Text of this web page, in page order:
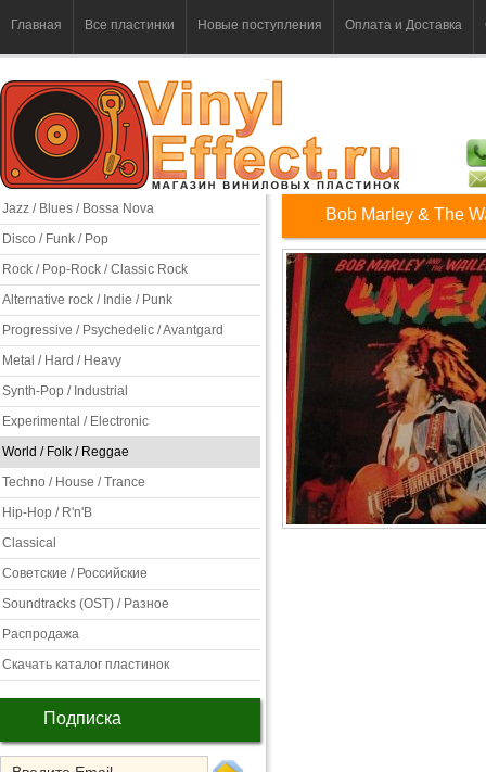
Главная Все пластинки Новые поступления Оплата и Доставка
Jazz / Blues / Bossa Nova
Disco / Funk / Pop
Rock / Pop-Rock / Classic Rock
Alternative rock / Indie / Punk
Progressive / Psychedelic / Avantgard
Metal / Hard / Heavy
Synth-Pop / Industrial
Experimental / Electronic
World / Folk / Reggae
Techno / House / Trance
Hip-Hop / R'n'B
Classical
Советские / Российские
Soundtracks (OST) / Разное
Распродажа
Скачать каталог пластинок
Подписка
Bob Marley & The